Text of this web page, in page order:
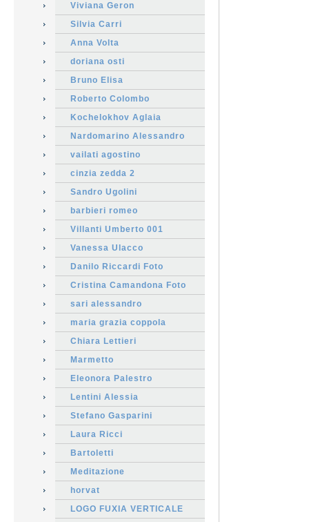
Viviana Geron
Silvia Carri
Anna Volta
doriana osti
Bruno Elisa
Roberto Colombo
Kochelokhov Aglaia
Nardomarino Alessandro
vailati agostino
cinzia zedda 2
Sandro Ugolini
barbieri romeo
Villanti Umberto 001
Vanessa Ulacco
Danilo Riccardi Foto
Cristina Camandona Foto
sari alessandro
maria grazia coppola
Chiara Lettieri
Marmetto
Eleonora Palestro
Lentini Alessia
Stefano Gasparini
Laura Ricci
Bartoletti
Meditazione
horvat
LOGO FUXIA VERTICALE